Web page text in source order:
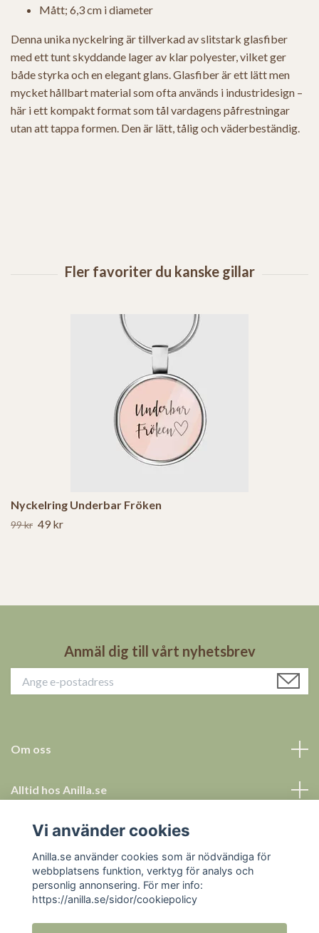
Mått; 6,3 cm i diameter
Denna unika nyckelring är tillverkad av slitstark glasfiber
med ett tunt skyddande lager av klar polyester, vilket ger
både styrka och en elegant glans. Glasfiber är ett lätt men
mycket hållbart material som ofta används i industridesign –
här i ett kompakt format som tål vardagens påfrestningar
utan att tappa formen. Den är lätt, tålig och väderbeständig.
Nyckelring Underbar Fröken
99 kr 49 kr
Anmäl dig till vårt nyhetsbrev
Om oss
Alltid hos Anilla.se
Allt för ett tryggt köp
Sociala medier
Vi använder cookies
Anilla.se använder cookies som är nödvändiga för
webbplatsens funktion, verktyg för analys och
personlig annonsering. För mer info:
https://anilla.se/sidor/cookiepolicy